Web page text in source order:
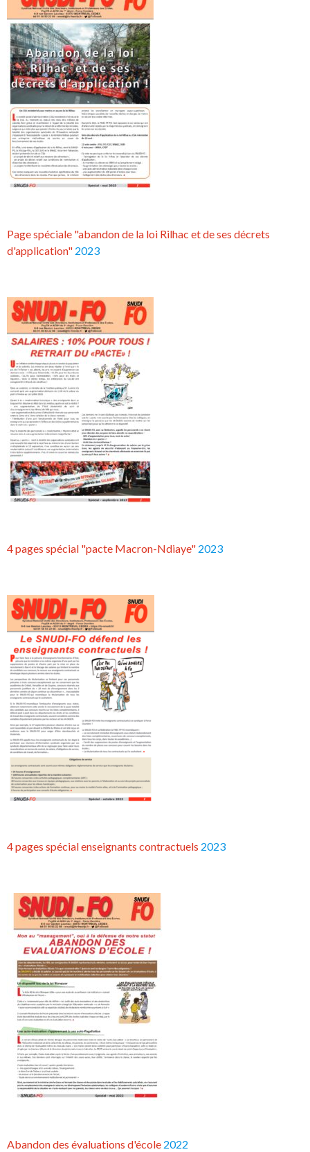
Page spéciale "abandon de la loi Rilhac et de ses décrets
d'application" 2023
4 pages spécial "pacte Macron-Ndiaye" 2023
4 pages spécial enseignants contractuels 2023
Abandon des évaluations d'école 2022